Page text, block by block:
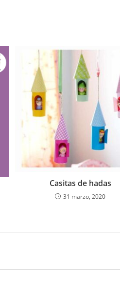
Casitas de hadas
31 marzo, 2020